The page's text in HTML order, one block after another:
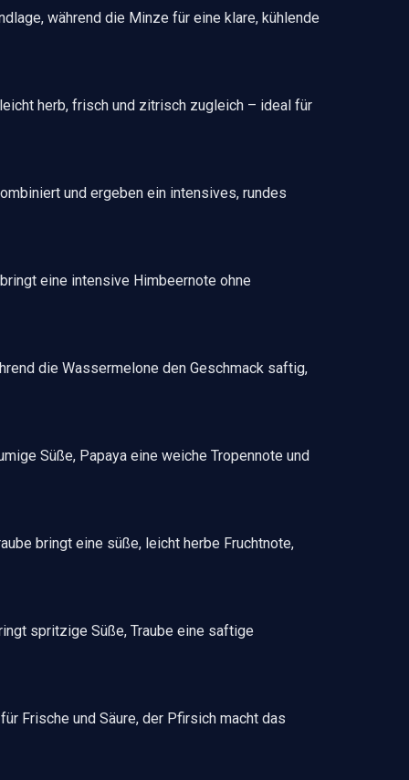
während die Minze für eine klare, kühlende
herb, frisch und zitrisch zugleich – ideal für
und ergeben ein intensives, rundes
eine intensive Himbeernote ohne
die Wassermelone den Geschmack saftig,
Süße, Papaya eine weiche Tropennote und
bringt eine süße, leicht herbe Fruchtnote,
spritzige Süße, Traube eine saftige
Frische und Säure, der Pfirsich macht das